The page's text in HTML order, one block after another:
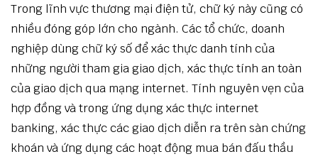
Trong lĩnh vực thương mại điện tử, chữ ký này cũng có
nhiều đóng góp lớn cho ngành. Các tổ chức, doanh
nghiệp dùng chữ ký số để xác thực danh tính của
những người tham gia giao dịch, xác thực tính an toàn
của giao dịch qua mạng internet. Tính nguyên vẹn của
hợp đồng và trong ứng dụng xác thực internet
banking, xác thực các giao dịch diễn ra trên sàn chứng
khoán và ứng dụng các hoạt động mua bán đấu thầu